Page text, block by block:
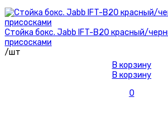
Стойка бокс. Jabb IFT-B20 красный/
присосками
/шт
В корзину
В корзину
0